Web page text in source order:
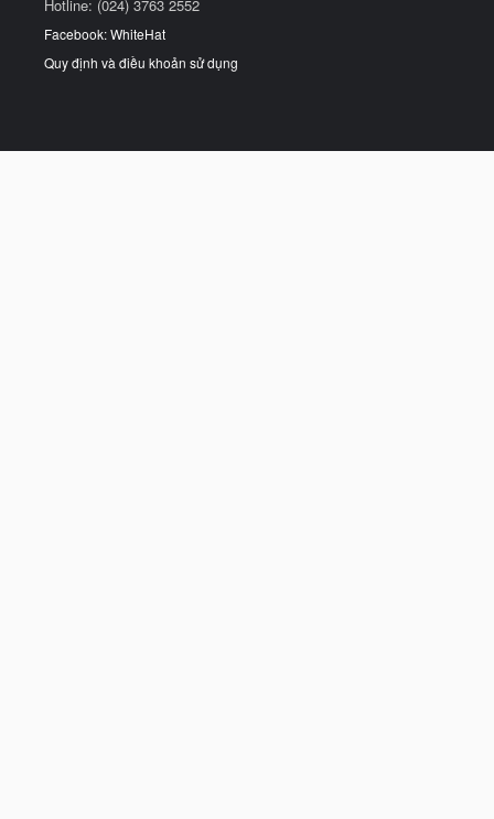
Hotline: (024) 3763 2552
Facebook: WhiteHat
Quy định và điều khoản sử dụng